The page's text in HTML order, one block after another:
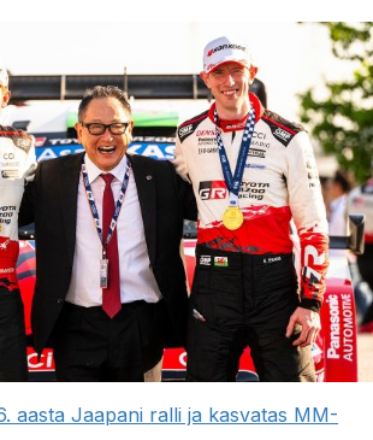
aasta Jaapani ralli ja kasvatas MM-